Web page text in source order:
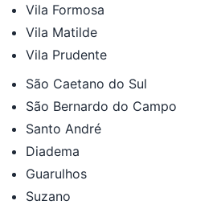
Vila Formosa
Vila Matilde
Vila Prudente
São Caetano do Sul
São Bernardo do Campo
Santo André
Diadema
Guarulhos
Suzano